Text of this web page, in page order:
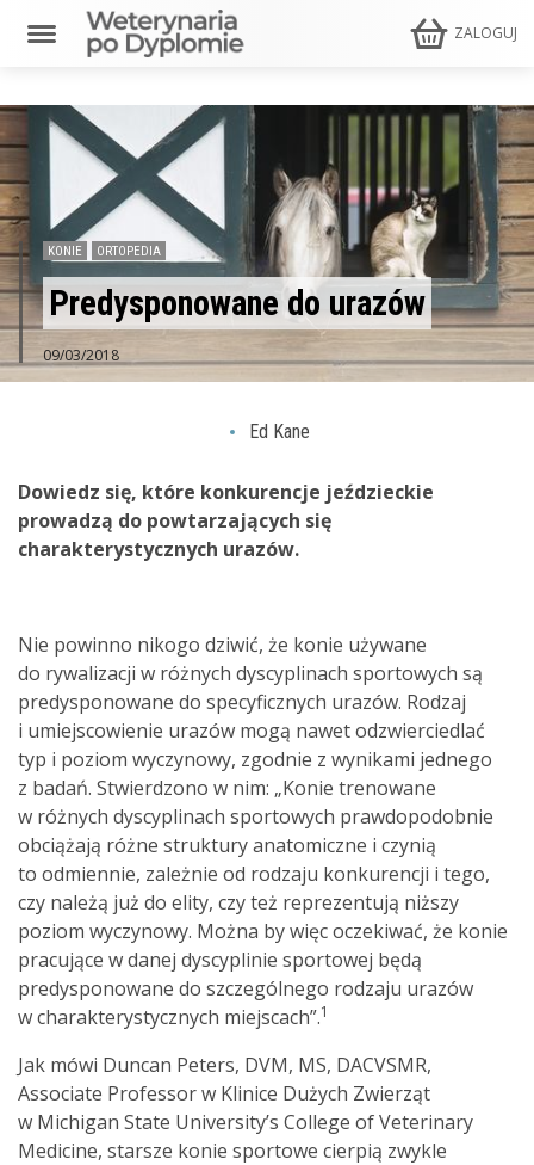
ZALOGUJ
KONIE ORTOPEDIA
Predysponowane do urazów
09/03/2018
Ed Kane
Dowiedz się, które konkurencje jeździeckie
prowadzą do powtarzających się
charakterystycznych urazów.
Nie powinno nikogo dziwić, że konie używane
do rywalizacji w różnych dyscyplinach sportowych są
predysponowane do specyficznych urazów. Rodzaj
i umiejscowienie urazów mogą nawet odzwierciedlać
typ i poziom wyczynowy, zgodnie z wynikami jednego
z badań. Stwierdzono w nim: „Konie trenowane
w różnych dyscyplinach sportowych prawdopodobnie
obciążają różne struktury anatomiczne i czynią
to odmiennie, zależnie od rodzaju konkurencji i tego,
czy należą już do elity, czy też reprezentują niższy
poziom wyczynowy. Można by więc oczekiwać, że konie
pracujące w danej dyscyplinie sportowej będą
predysponowane do szczególnego rodzaju urazów
w charakterystycznych miejscach”.1
Jak mówi Duncan Peters, DVM, MS, DACVSMR,
Associate Professor w Klinice Dużych Zwierząt
w Michigan State University’s College of Veterinary
Medicine, starsze konie sportowe cierpią zwykle